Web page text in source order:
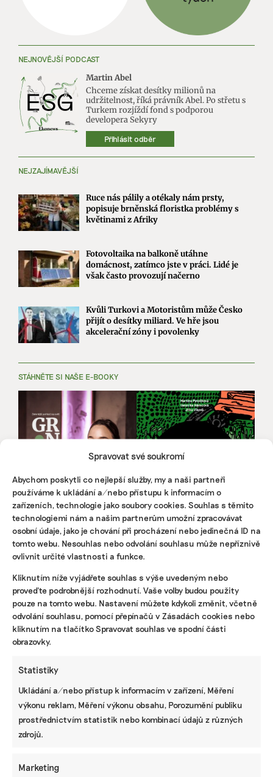
Spravovat své soukromí
Abychom poskytli co nejlepší služby, my a naši partneři
používáme k ukládání a/nebo přístupu k informacím o
zařízeních, technologie jako soubory cookies. Souhlas s těmito
technologiemi nám a našim partnerům umožní zpracovávat
osobní údaje, jako je chování při procházení nebo jedinečná ID na
tomto webu. Nesouhlas nebo odvolání souhlasu může nepříznivě
ovlivnit určité vlastnosti a funkce.
Kliknutím níže vyjádřete souhlas s výše uvedeným nebo
proveďte podrobnější rozhodnutí. Vaše volby budou použity
pouze na tomto webu. Nastavení můžete kdykoli změnit, včetně
odvolání souhlasu, pomocí přepínačů v Zásadách cookies nebo
kliknutím na tlačítko Spravovat souhlas ve spodní části
obrazovky.
Statistiky
Ukládání a/nebo přístup k informacím v zařízení, Měření
výkonu reklam, Měření výkonu obsahu, Porozumění publiku
prostřednictvím statistik nebo kombinací údajů z různých
zdrojů.
Marketing
NEJNOVĚJŠÍ PODCAST
Martin Abel
Chceme získat desítky milionů na
udržitelnost, říká právník Abel. Po střetu s
Turkem rozjíždí fond s podporou
developera Sekyry
Přihlásit odběr
NEJZAJÍMAVĚJŠÍ
Ruce nás pálily a otékaly nám prsty,
popisuje brněnská floristka problémy s
květinami z Afriky
Fotovoltaika na balkoně utáhne
domácnost, zatímco jste v práci. Lidé je
však často provozují načerno
Kvůli Turkovi a Motoristům může Česko
přijít o desítky miliard. Ve hře jsou
akcelerační zóny i povolenky
STÁHNĚTE SI NAŠE E-BOOKY
KOMERČNÍ SDĚLENÍ
Udržitelnost, umění i komunitní sdílení.
Festival Týká se to také tebe v Uherském
Hradišti startuje tento týden
BRANDNEWS
Vedro prověřuje mobily i sítě. Jak ochránit
telefon a co dělají operátoři, abychom se
dovolali i v extrémním počasí
ZJEDNODUŠTE SI ŽIVOT S ESG